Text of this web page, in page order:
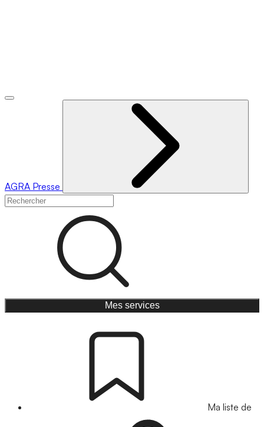
AGRA Presse
Mes services
Ma liste de